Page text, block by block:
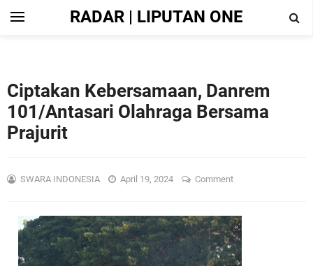
RADAR | LIPUTAN ONE
Ciptakan Kebersamaan, Danrem
101/Antasari Olahraga Bersama
Prajurit
SWARA INDONESIA April 19, 2024 Comment